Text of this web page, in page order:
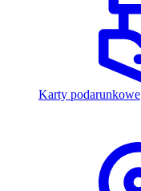
Karty podarunkowe